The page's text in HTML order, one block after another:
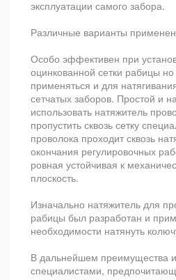
эксплуатации самого забора.
Различные варианты
Особо эффективен при
оцинкованной сетки рабицы
применяться и для
сетчатых заборов. Простой и
использовать натяжитель
пропустить сквозь сетку
проволока проходит сквозь
окончания регулировочных
ровная устойчивая к
плоскость.
Изначально натяжитель для
рабицы был разработан и
необходимости натянуть
В дальнейшем преимущества
специалистами,